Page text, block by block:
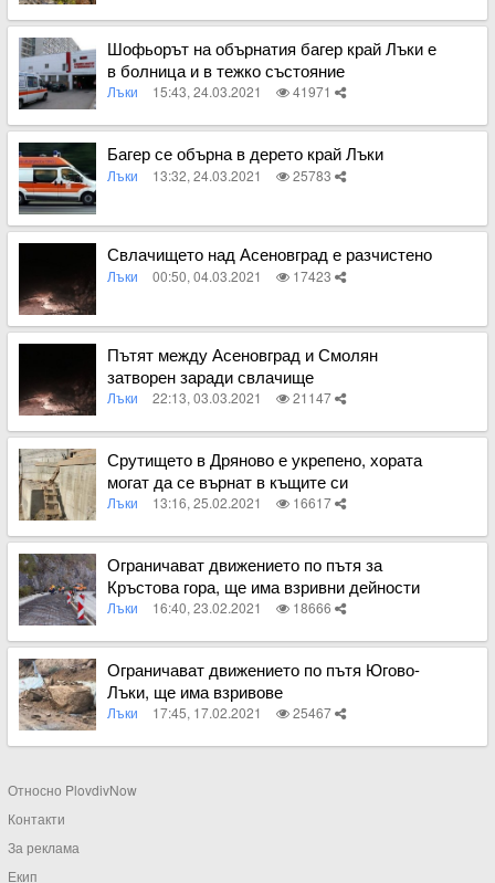
Вижте пълното съдържание
Шофьорът на обърнатия багер край Лъки е
в болница и в тежко състояние
Лъки 15:43, 24.03.2021 41971
Вижте пълното съдържание
Багер се обърна в дерето край Лъки
Лъки 13:32, 24.03.2021 25783
Свлачището над Асеновград е разчистено
Лъки 00:50, 04.03.2021 17423
Пътят между Асеновград и Смолян
затворен заради свлачище
Лъки 22:13, 03.03.2021 21147
Вижте пълното съдържание
Срутището в Дряново е укрепено, хората
могат да се върнат в къщите си
Лъки 13:16, 25.02.2021 16617
Вижте пълното съдържание
Ограничават движението по пътя за
Кръстова гора, ще има взривни дейности
Лъки 16:40, 23.02.2021 18666
Вижте пълното съдържание
Ограничават движението по пътя Югово-
Лъки, ще има взривове
Лъки 17:45, 17.02.2021 25467
Вижте пълното съдържание
Относно PlovdivNow
Контакти
За реклама
Екип